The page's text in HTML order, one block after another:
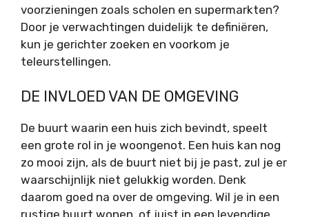
voorzieningen zoals scholen en supermarkten?
Door je verwachtingen duidelijk te definiëren,
kun je gerichter zoeken en voorkom je
teleurstellingen.
DE INVLOED VAN DE OMGEVING
De buurt waarin een huis zich bevindt, speelt
een grote rol in je woongenot. Een huis kan nog
zo mooi zijn, als de buurt niet bij je past, zul je er
waarschijnlijk niet gelukkig worden. Denk
daarom goed na over de omgeving. Wil je in een